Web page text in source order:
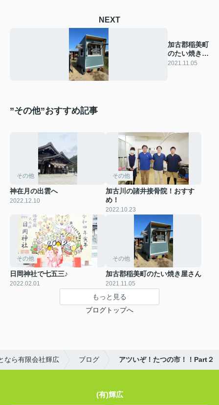
NEXT
加古郡稲美町
のたい焼き屋
さん
2021.11.05
”その他”おすすめ記事
その他
神在月の出雲へ
2022.12.10
その他
加古川の諸井接骨院！おすす
め！
2022.10.23
その他
日岡神社で七五三♪
2022.02.01
その他
加古郡稲美町のたい焼き屋さん
2021.11.05
もっと見る
ブログトップへ
なら有限会社輝広 ブログ アツいぞ！たつの市！！Part２
(有)輝広